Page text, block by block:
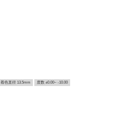
着色直径 13.5mm 度数 ±0.00~ -10.00